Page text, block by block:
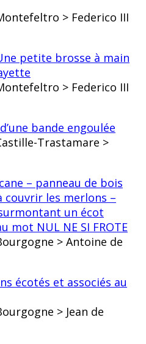
> Federico III
petite brosse à main
> Federico III
bande engoulée
Trastamare >
– panneau de bois
couvrir les merlons –
un écot
mot NUL NE SI FROTE
> Antoine de
écotés et associés au
> Jean de